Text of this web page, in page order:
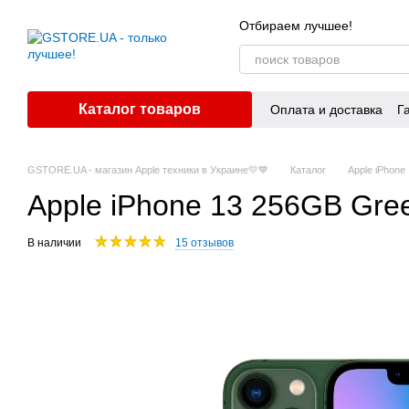
Отбираем лучшее!
Каталог товаров Оплата и доставка
GSTORE.UA - магазин Apple техники в Украине💛💙 Каталог Apple iPhone
Apple iPhone 13 256GB
В наличии 15 отзывов